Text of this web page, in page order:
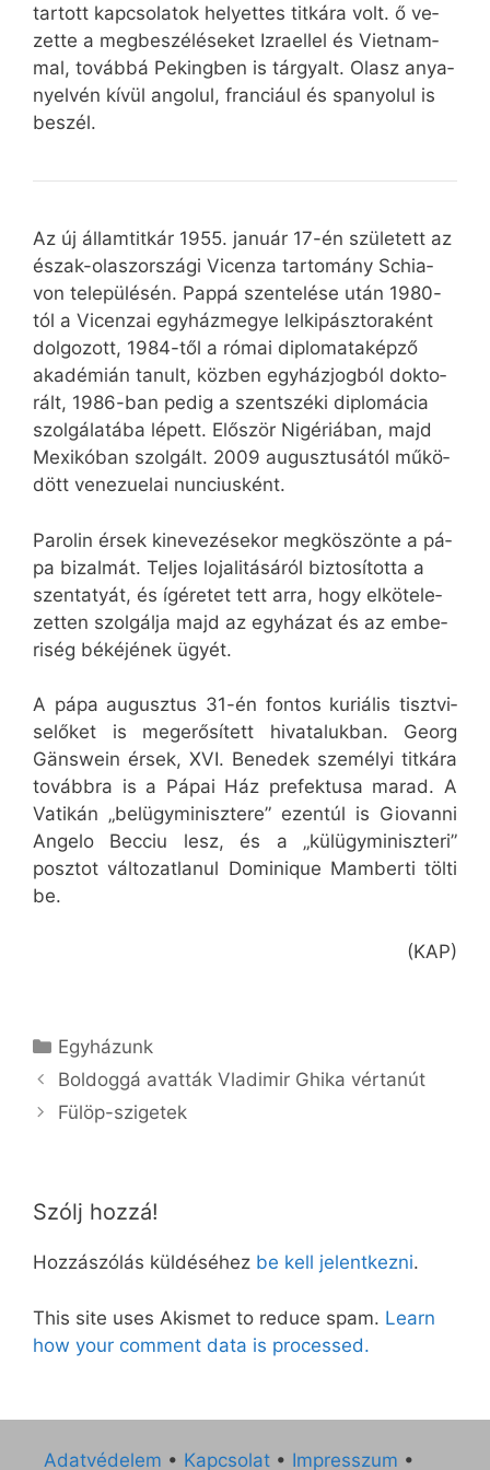
tar­tott kap­cso­la­tok he­lyet­tes tit­ká­ra volt. ő ve­
zet­te a meg­be­szé­lé­se­ket Iz­ra­el­lel és Vi­et­nam­
mal, to­váb­bá Pe­king­ben is tár­gyalt. Olasz anya­
nyel­vén kí­vül an­go­lul, fran­ci­á­ul és spa­nyo­lul is
be­szél.
Az új ál­lam­tit­kár 1955. január 17-én szü­le­tett az
észak-olasz­or­szá­gi Vicenza tar­to­mány Schia­
von te­le­pü­lé­sén. Pap­pá szen­te­lé­se után 1980-
tól a Vicenzai egy­ház­me­gye lel­ki­pász­to­ra­ként
dol­go­zott, 1984-től a ró­mai dip­lo­ma­ta­kép­ző
aka­dé­mi­án ta­nult, köz­ben egy­ház­jog­ból dok­to­
rált, 1986-ban pe­dig a szent­szé­ki dip­lo­má­cia
szol­gá­la­tá­ba lé­pett. Elő­ször Ni­gé­ri­á­ban, majd
Me­xi­kó­ban szol­gált. 2009 au­gusz­tu­sá­tól mű­kö­
dött ve­ne­zu­e­lai nun­ci­us­ként.
Pa­ro­lin ér­sek ki­ne­ve­zé­se­kor meg­kö­szön­te a pá­
pa bi­zal­mát. Tel­jes lo­ja­li­tá­sá­ról biz­to­sí­tot­ta a
szent­atyát, és ígé­re­tet tett ar­ra, hogy el­kö­te­le­
zet­ten szol­gál­ja majd az egy­há­zat és az em­be­
ri­ség bé­ké­jé­nek ügyét.
A pá­pa au­gusz­tus 31-én fon­tos ku­ri­á­lis tiszt­vi­
se­lő­ket is meg­erő­sí­tett hi­va­ta­luk­ban. Georg
Gänswein ér­sek, XVI. Be­ne­dek sze­mé­lyi tit­ká­ra
to­vább­ra is a Pá­pai Ház pre­fek­tu­sa ma­rad. A
Va­ti­kán „bel­ügy­mi­nisz­te­re” ezen­túl is Giovanni
Angelo Becciu lesz, és a „kül­ügy­mi­nisz­te­ri”
posz­tot vál­to­zat­la­nul Dominique Mamberti töl­ti
be.
(KAP)
Kategória
Egyházunk
Bol­dog­gá ava­tták Vladimir Ghika vér­ta­nút
Fü­löp-szi­ge­tek
Szólj hozzá!
Hozzászólás küldéséhez be kell jelentkezni.
This site uses Akismet to reduce spam. Learn
how your comment data is processed.
Adatvédelem • Kapcsolat • Impresszum •